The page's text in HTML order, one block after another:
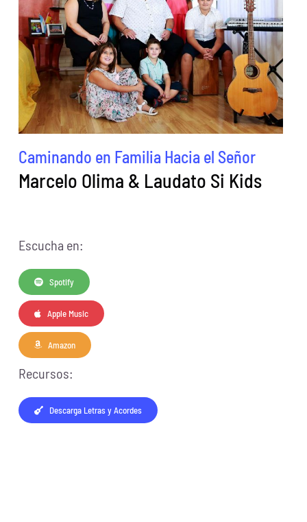
Caminando en Familia Hacia el Señor
Marcelo Olima & Laudato Si Kids
Escucha en:
Spotify
Apple Music
Amazon
Recursos:
Descarga Letras y Acordes